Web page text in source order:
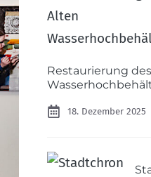
Restaurierung
18. Dezember 2025